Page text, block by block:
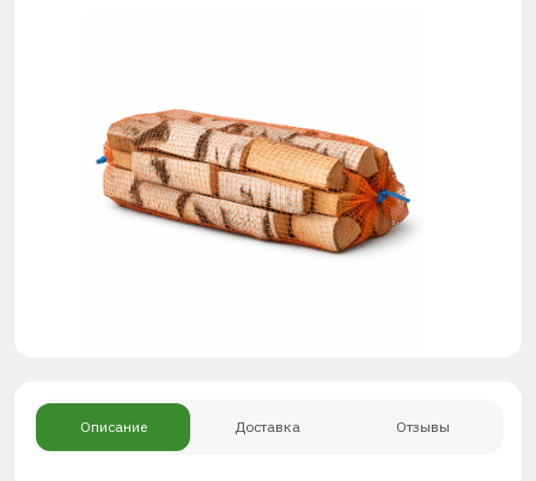
Описание Доставка Отзывы